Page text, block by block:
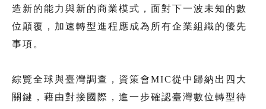
造新的能力與新的商業模式，面對下一波未知的數
位顛覆，加速轉型進程應成為所有企業組織的優先
事項。
綜覽全球與臺灣調查，資策會MIC從中歸納出四大
關鍵，藉由對接國際，進一步確認臺灣數位轉型待